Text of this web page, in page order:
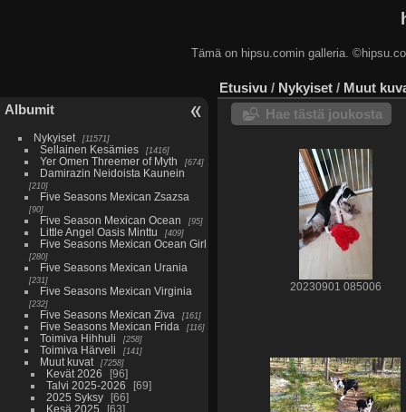
Tämä on hipsu.comin galleria.
Albumit
Nykyiset 11571
Sellainen Kesämies 1416
Yer Omen Threemer of Myth 674
Damirazin Neidoista Kaunein
210
Five Seasons Mexican Zsazsa
90
Five Season Mexican Ocean 95
Little Angel Oasis Minttu 409
Five Seasons Mexican Ocean Girl
280
Five Seasons Mexican Urania
231
Five Seasons Mexican Virginia
232
Five Seasons Mexican Ziva 161
Five Seasons Mexican Frida 116
Toimiva Hihhuli 258
Toimiva Härveli 141
Muut kuvat 7258
Kevät 2026
96
Talvi 2025-2026
69
2025 Syksy
66
Kesä 2025
63
Etusivu / Nykyiset / Muut
Hae tästä joukosta
20230901 085006